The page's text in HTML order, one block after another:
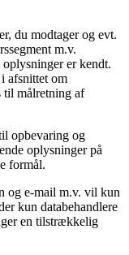
du modtager og evt.
m.v.
er kendt.
afsnittet om
til målretning af
opbevaring og
oplysninger på
formål.
og e-mail m.v. vil kun
kun databehandlere
en tilstrækkelig